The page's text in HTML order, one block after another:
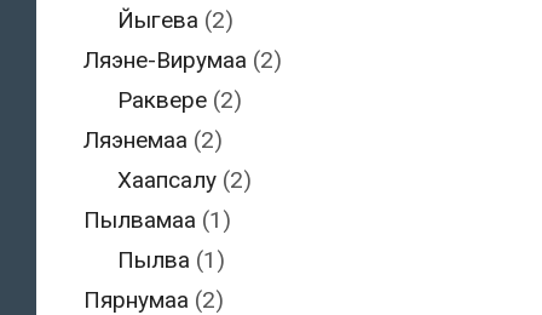
Йыгева (2)
Ляэне-Вирумаа (2)
Раквере (2)
Ляэнемаа (2)
Хаапсалу (2)
Пылвамаа (1)
Пылва (1)
Пярнумаа (2)